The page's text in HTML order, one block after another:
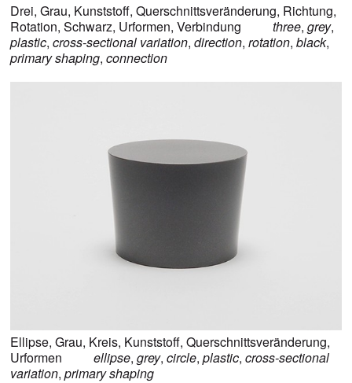
Drei, Grau, Kunststoff, Querschnittsveränderung, Richtung,
Rotation, Schwarz, Urformen, Verbindung three, grey,
plastic, cross-sectional variation, direction, rotation, black,
primary shaping, connection
Ellipse, Grau, Kreis, Kunststoff, Querschnittsveränderung,
Urformen
ellipse, grey, circle, plastic, cross-sectional
variation, primary shaping